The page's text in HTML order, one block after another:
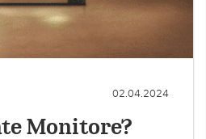
02.04.2024
Monitore?